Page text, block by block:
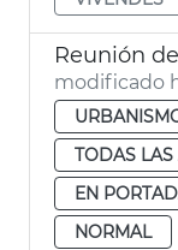
modificado
TODAS
EN
NORMAL